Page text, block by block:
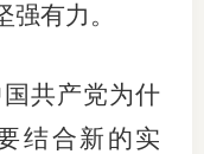
有力。
共产党为什
结合新的实